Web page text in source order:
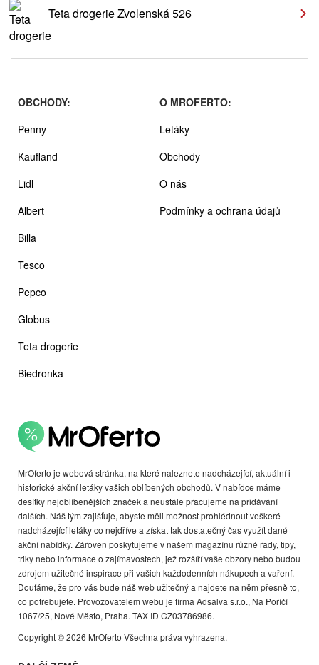
Teta drogerie Zvolenská 526
MrOferto je webová stránka, na které naleznete nadcházející, aktuální i
historické akční letáky vašich oblíbených obchodů. V nabídce máme
desítky nejoblíbenějších značek a neustále pracujeme na přidávání
dalších. Náš tým zajišťuje, abyste měli možnost prohlédnout veškeré
nadcházející letáky co nejdříve a získat tak dostatečný čas využít dané
akční nabídky. Zároveň poskytujeme v našem magazínu různé rady, tipy,
triky nebo informace o zajímavostech, jež rozšíří vaše obzory nebo budou
zdrojem užitečné inspirace při vašich každodenních nákupech a vaření.
Doufáme, že pro vás bude náš web užitečný a najdete na něm přesně to,
co potřebujete. Provozovatelem webu je firma Adsalva s.r.o., Na Poříčí
1067/25, Nové Město, Praha. TAX ID CZ03786986.
Copyright © 2026 MrOferto Všechna práva vyhrazena.
OBCHODY:
Penny
Kaufland
Lidl
Albert
Billa
Tesco
Pepco
Globus
Teta drogerie
Biedronka
O MROFERTO:
Letáky
Obchody
O nás
Podmínky a ochrana údajů